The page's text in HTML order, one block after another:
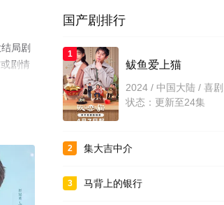
局剧
剧情
国产剧排行
1
鲅鱼爱上猫
2024 / 中国大陆 / 喜
状态：更新至24集
2 集大吉中介
3 马背上的银行